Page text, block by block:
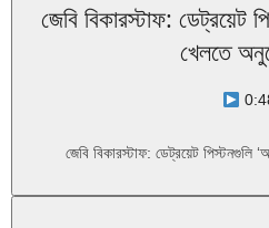
জেবি বিকারস্টাফ: ডেট্রয়েট
খেলতে
জেবি বিকারস্টাফ: ডেট্রয়েট পিস্টনগুলি